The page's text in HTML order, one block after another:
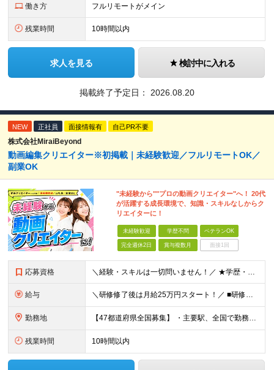
働き方 フルリモートがメイン
残業時間 10時間以内
求人を見る 検討中に入れる
掲載終了予定日： 2026.08.20
NEW 正社員 面接情報有 自己PR不要
株式会社MiraiBeyond
動画編集クリエイター※初掲載｜未経験歓迎／フルリモートOK／
副業OK
"未経験から""プロの動画クリエイター"へ！ 20代
が活躍する成長環境で、知識・スキルなしからク
リエイターに！
未経験歓迎 学歴不問 ベテランOK
完全週休2日 賞与複数月 面接1回
応募資格 ＼経験・スキルは一切問いません！／ ★学歴・職歴不問 ★未経験・第二新卒歓迎！ ★正社員デビューも応援します！ 【こんな方にピッタリ！】 ✓ 動画やYouTube、TikTokを見るのが好きな方 ✓
給与 ＼研修修了後は月給25万円スタート！／ ■研修修了後 月給25万円＋賞与＋インセンティブ賞与 ※残業代は別途支給 ▽研修期間▽ 【未経験者】 ▶ 月給20万円～ 【固定残業代について】
勤務地 【47都道府県全国募集】 ・主要駅、全国で勤務可能！ ・どこに住んでいても応募可能！ 【東京本社】 東京都品川区東品川5-9-2 在宅でコツコツ働きながら、長く安定して続けられます♪ 本社：〒1
残業時間 10時間以内